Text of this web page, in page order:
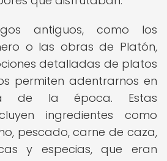
antiguos, como los
o las obras de Platón,
detalladas de platos
permiten adentrarnos en
de la época. Estas
ingredientes como
pescado, carne de caza,
y especias, que eran